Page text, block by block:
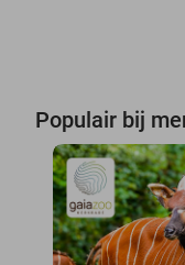
Populair bij